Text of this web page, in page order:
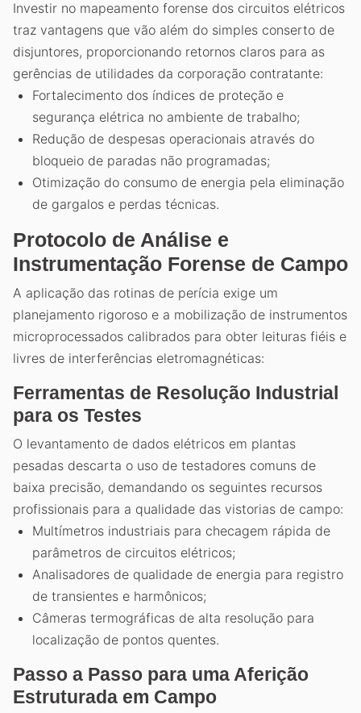
Investir no mapeamento forense dos circuitos elétricos
traz vantagens que vão além do simples conserto de
disjuntores, proporcionando retornos claros para as
gerências de utilidades da corporação contratante:
Fortalecimento dos índices de proteção e
segurança elétrica no ambiente de trabalho;
Redução de despesas operacionais através do
bloqueio de paradas não programadas;
Otimização do consumo de energia pela eliminação
de gargalos e perdas técnicas.
Protocolo de Análise e
Instrumentação Forense de Campo
A aplicação das rotinas de perícia exige um
planejamento rigoroso e a mobilização de instrumentos
microprocessados calibrados para obter leituras fiéis e
livres de interferências eletromagnéticas:
Ferramentas de Resolução Industrial
para os Testes
O levantamento de dados elétricos em plantas
pesadas descarta o uso de testadores comuns de
baixa precisão, demandando os seguintes recursos
profissionais para a qualidade das vistorias de campo:
Multímetros industriais para checagem rápida de
parâmetros de circuitos elétricos;
Analisadores de qualidade de energia para registro
de transientes e harmônicos;
Câmeras termográficas de alta resolução para
localização de pontos quentes.
Passo a Passo para uma Aferição
Estruturada em Campo